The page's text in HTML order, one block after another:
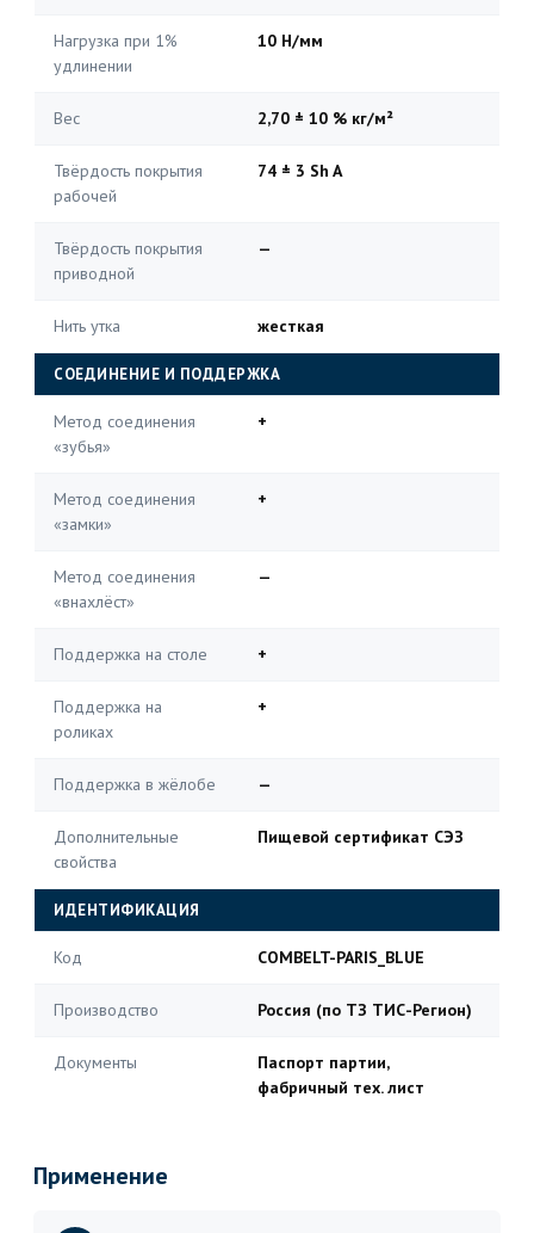
Нагрузка при 1%
удлинении
10 Н/мм
Вес 2,70 ± 10 % кг/м²
Твёрдость покрытия
рабочей
74 ± 3 Sh A
Твёрдость покрытия
приводной
—
Нить утка жесткая
СОЕДИНЕНИЕ И ПОДДЕРЖКА
Метод соединения
«зубья»
+
Метод соединения
«замки»
+
Метод соединения
«внахлёст»
—
Поддержка на столе +
Поддержка на
роликах
+
Поддержка в жёлобе —
Дополнительные
свойства
Пищевой сертификат СЭЗ
ИДЕНТИФИКАЦИЯ
Код COMBELT-PARIS_BLUE
Производство Россия (по ТЗ ТИС-Регион)
Документы
Паспорт партии,
фабричный тех. лист
Применение